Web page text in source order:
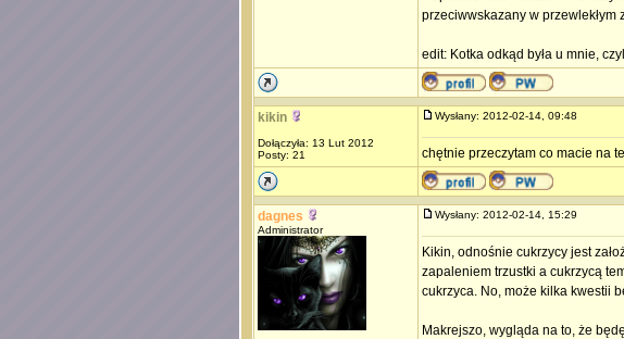
przeciwwskazany w przewlekłym
edit: Kotka odkąd była u mnie,
kikin
Dołączyła: 13 Lut 2012
Posty: 21
Wysłany: 2012-02-14, 09:48
chętnie przeczytam co macie na
dagnes
Administrator
Wysłany: 2012-02-14, 15:29
Kikin, odnośnie cukrzycy jest
zapaleniem trzustki a cukrzycą
cukrzyca. No, może kilka kwestii
Makrejszo, wygląda na to, że